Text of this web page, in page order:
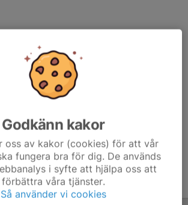
Godkänn kakor
oss av kakor (cookies) för att vår
fungera bra för dig. De används
i syfte att hjälpa oss att
förbättra våra tjänster.
Så använder vi cookies